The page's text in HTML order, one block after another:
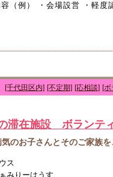
（例） ・会場設営 ・軽度
[千代田区内] [不定期] [応相談] [
滞在施設 ボランテ
気のお子さんとそのご家族
ス
みりーはうす